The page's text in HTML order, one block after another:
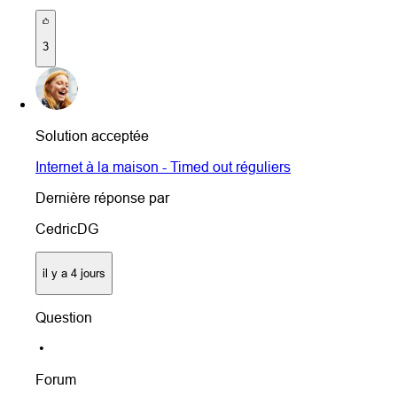
3
Solution acceptée
Internet à la maison - Timed out réguliers
Dernière réponse par
CedricDG
il y a 4 jours
Question
•
Forum